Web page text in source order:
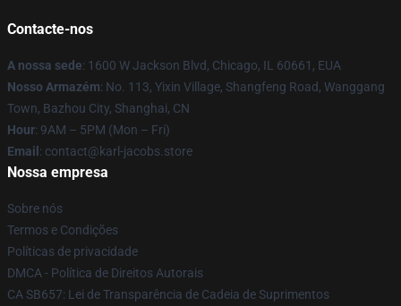
Contacte-nos
A nossa sede: 1600 W Jackson Blvd, Chicago, IL 60661, EUA
Nosso Armazém: No. 113, Yixin Village, Shangfeng Road, Wanggang
Town, Bazhou City, Shanghai, CN
Hour: 9AM – 5PM (Mon – Fri)
Email : contact@karl-jacobs.store
Nossa empresa
Sobre nós
Termos e Condições
Políticas de privacidade
DMCA - Política de Direitos Autorais
CA SB657: Lei de Transparência de Cadeia de Suprimentos